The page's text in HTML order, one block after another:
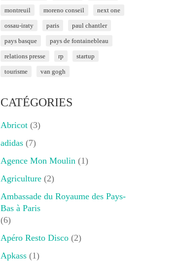
montreuil moreno conseil next one
ossau-iraty paris paul chantler
pays basque pays de fontainebleau
relations presse rp startup
tourisme van gogh
CATÉGORIES
Abricot(3)
adidas(7)
Agence Mon Moulin(1)
Agriculture(2)
Ambassade du Royaume des Pays-
Bas à Paris
(6)
Apéro Resto Disco(2)
Apkass(1)